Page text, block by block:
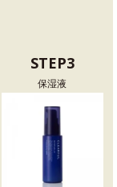
STEP3
保湿液